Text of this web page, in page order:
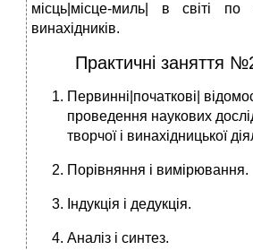
місць|місце-миль| в світі по
винахідників.
Практичні заняття
Первинні|початкові|
проведення наукових
творчої і винахідницької
Порівняння і вимірювання.
Індукція і дедукція.
Аналіз і синтез.